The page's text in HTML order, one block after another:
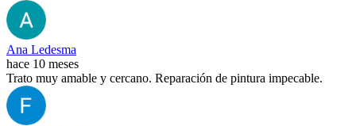
Ana Ledesma
hace 10 meses
Trato muy amable y cercano. Reparación de pintura impecable.